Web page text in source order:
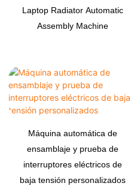
Laptop Radiator Automatic
Assembly Machine
Máquina automática de
ensamblaje y prueba de
interruptores eléctricos de
baja tensión personalizados